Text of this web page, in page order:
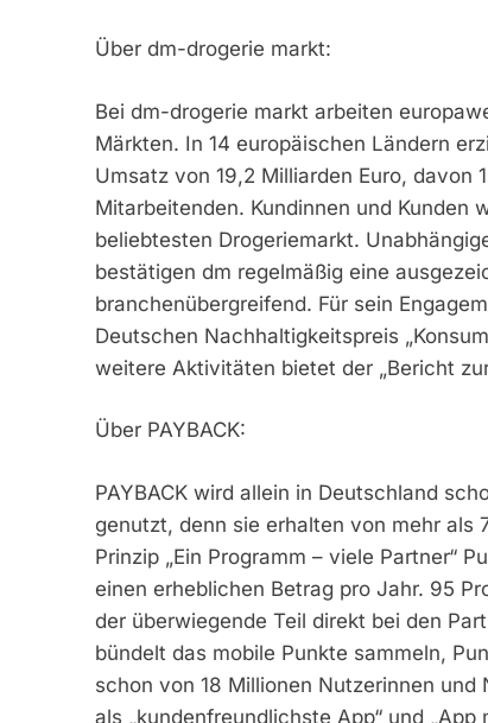
Über dm-drogerie markt:
Bei dm-drogerie markt arbeiten
Märkten. In 14 europäischen Ländern
Umsatz von 19,2 Milliarden Euro,
Mitarbeitenden. Kundinnen und Kunden
beliebtesten Drogeriemarkt.
bestätigen dm regelmäßig eine
branchenübergreifend. Für sein
Deutschen Nachhaltigkeitspreis
weitere Aktivitäten bietet der „Bericht
Über PAYBACK:
PAYBACK wird allein in Deutschland
genutzt, denn sie erhalten von mehr als
Prinzip „Ein Programm – viele Partner“
einen erheblichen Betrag pro Jahr. 95
der überwiegende Teil direkt bei den
bündelt das mobile Punkte sammeln,
schon von 18 Millionen Nutzerinnen
als „kundenfreundlichste App“ und „App